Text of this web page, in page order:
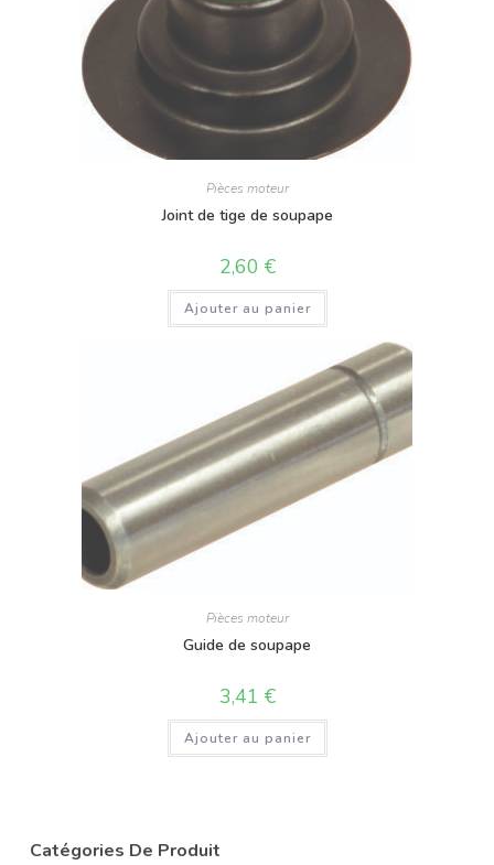
Pièces moteur
Joint de tige de soupape
2,60 €
Ajouter au panier
Pièces moteur
Guide de soupape
3,41 €
Ajouter au panier
Catégories De Produit